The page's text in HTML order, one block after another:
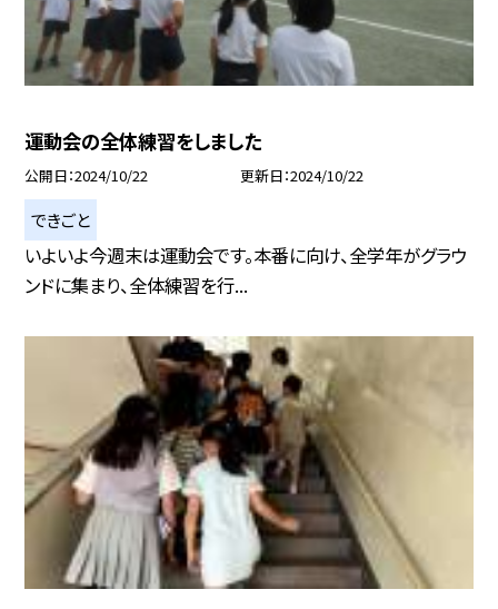
運動会の全体練習をしました
公開日 2024/10/22 更新日 2024/10/22
できごと
いよいよ今週末は運動会です。本番に向け、全学年がグラウ
ンドに集まり、全体練習を行...